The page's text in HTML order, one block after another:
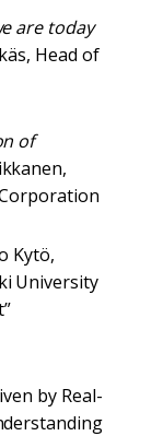
are today
Head of
of
Kytö,
University
by Real-